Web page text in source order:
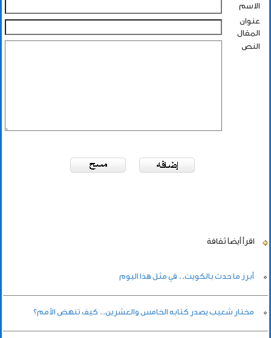
الاسم
عنوان
المقال
النص
اقرأ أيضاً ثقافة
أبرز ما حدث بالكويت.. في مثل هذا اليوم
مختار شعيب يصدر كتابه الخامس والعشرين.. كيف تنهض الأمم؟